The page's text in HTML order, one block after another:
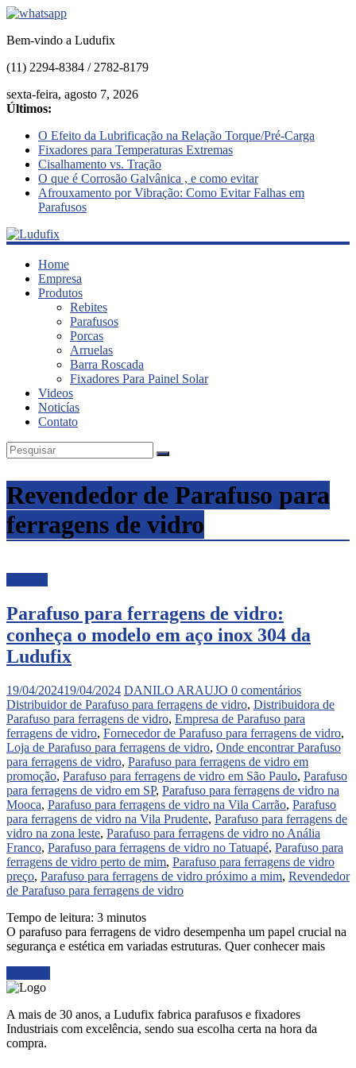
Bem-vindo a Ludufix
(11) 2294-8384 / 2782-8179
sexta-feira, agosto 7, 2026
Últimos:
O Efeito da Lubrificação na Relação Torque/Pré-Carga
Fixadores para Temperaturas Extremas
Cisalhamento vs. Tração
O que é Corrosão Galvânica , e como evitar
Afrouxamento por Vibração: Como Evitar Falhas em
Parafusos
Ludufix
Fixadores
Home
Empresa
Produtos
Rebites
Parafusos
Porcas
Arruelas
Barra Roscada
Fixadores Para Painel Solar
Videos
Noticías
Contato
Revendedor de Parafuso para
ferragens de vidro
Parafuso para ferragens de vidro:
conheça o modelo em aço inox 304 da
Ludufix
19/04/202419/04/2024 DANILO ARAUJO 0 comentários
Distribuidor de Parafuso para ferragens de vidro, Distribuidora de
Parafuso para ferragens de vidro, Empresa de Parafuso para
ferragens de vidro, Fornecedor de Parafuso para ferragens de vidro,
Loja de Parafuso para ferragens de vidro, Onde encontrar Parafuso
para ferragens de vidro, Parafuso para ferragens de vidro em
promoção, Parafuso para ferragens de vidro em São Paulo, Parafuso
para ferragens de vidro em SP, Parafuso para ferragens de vidro na
Mooca, Parafuso para ferragens de vidro na Vila Carrão, Parafuso
para ferragens de vidro na Vila Prudente, Parafuso para ferragens de
vidro na zona leste, Parafuso para ferragens de vidro no Anália
Franco, Parafuso para ferragens de vidro no Tatuapé, Parafuso para
ferragens de vidro perto de mim, Parafuso para ferragens de vidro
preço, Parafuso para ferragens de vidro próximo a mim, Revendedor
de Parafuso para ferragens de vidro
Tempo de leitura: 3 minutos
O parafuso para ferragens de vidro desempenha um papel crucial na
segurança e estética em variadas estruturas. Quer conhecer mais
A mais de 30 anos, a Ludufix fabrica parafusos e fixadores
Industriais com excelência, sendo sua escolha certa na hora da
compra.